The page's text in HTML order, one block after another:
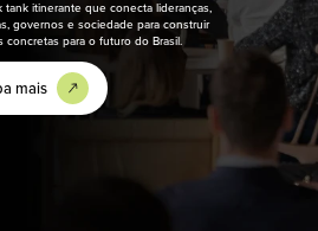
tank itinerante que conecta lideranças,
governos e sociedade para construir
concretas para o futuro do Brasil.
mais